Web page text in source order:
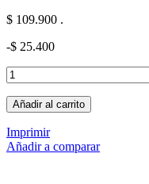
$ 109.900 .
-$ 25.400
Añadir al carrito
Imprimir
Añadir a comparar